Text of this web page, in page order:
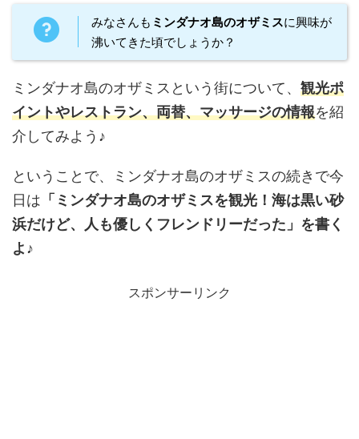
みなさんも ミンダナオ島のオザミスに興味が
沸いてきた頃でしょうか？
ミンダナオ島のオザミスという街について、 観光ポ
イントやレストラン、両替、マッサージの情報を紹
介してみよう♪
ということで、ミンダナオ島のオザミスの続きで今
日は 「ミンダナオ島のオザミスを観光！海は黒い砂
浜だけど、人も優しくフレンドリーだった」を書く
よ♪
スポンサーリンク